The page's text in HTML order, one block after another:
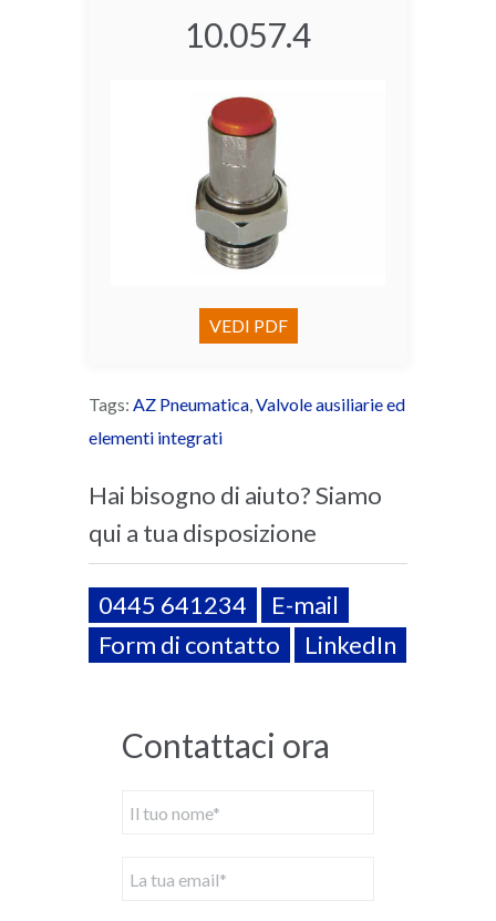
10.057.4
VEDI PDF
Tags: AZ Pneumatica,Valvole ausiliarie ed
elementi integrati
Hai bisogno di aiuto? Siamo
qui a tua disposizione
0445 641234
E-mail
Form di contatto
LinkedIn
Contattaci ora